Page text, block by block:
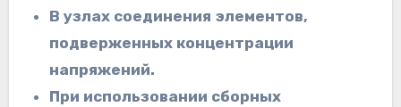
В узлах соединения элементов,
подверженных концентрации
напряжений.
При использовании сборных